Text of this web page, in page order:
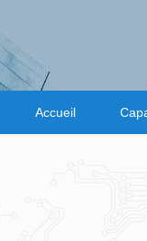
Accueil